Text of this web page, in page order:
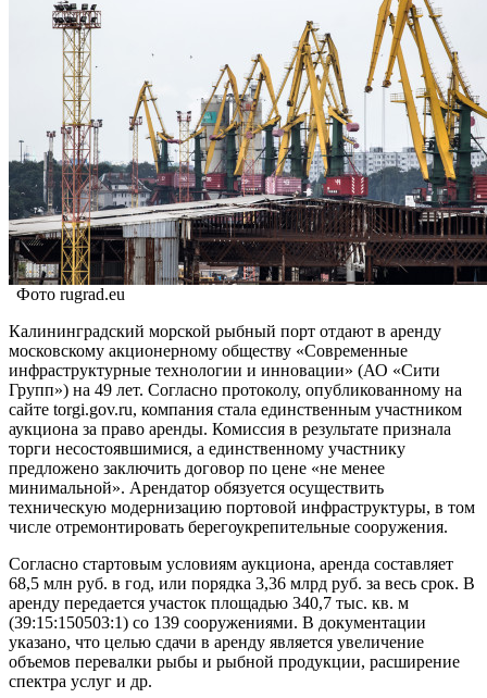
Фото rugrad.eu
Калининградский морской рыбный порт отдают в аренду
московскому акционерному обществу «Современные
инфраструктурные технологии и инновации» (АО «Сити
Групп») на 49 лет. Согласно протоколу, опубликованному на
сайте torgi.gov.ru, компания стала единственным участником
аукциона за право аренды. Комиссия в результате признала
торги несостоявшимися, а единственному участнику
предложено заключить договор по цене «не менее
минимальной». Арендатор обязуется осуществить
техническую модернизацию портовой инфраструктуры, в том
числе отремонтировать берегоукрепительные сооружения.
Согласно стартовым условиям аукциона, аренда составляет
68,5 млн руб. в год, или порядка 3,36 млрд руб. за весь срок. В
аренду передается участок площадью 340,7 тыс. кв. м
(39:15:150503:1) со 139 сооружениями. В документации
указано, что целью сдачи в аренду является увеличение
объемов перевалки рыбы и рыбной продукции, расширение
спектра услуг и др.